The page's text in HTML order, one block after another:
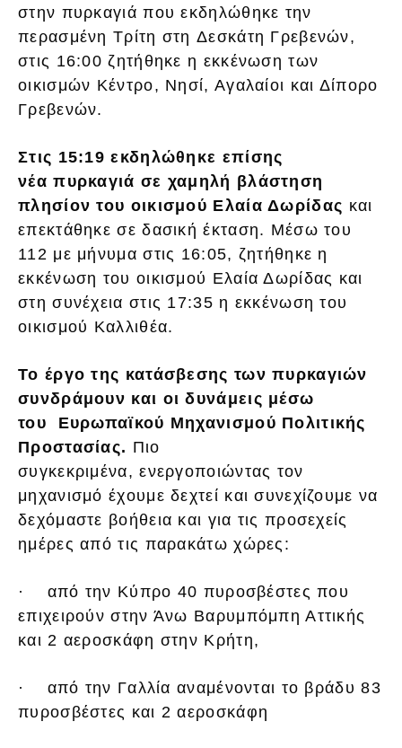
στην πυρκαγιά που εκδηλώθηκε την
περασμένη Τρίτη στη Δεσκάτη Γρεβενών,
στις 16:00 ζητήθηκε η εκκένωση των
οικισμών Κέντρο, Νησί, Αγαλαίοι και Δίπορο
Γρεβενών.
Στις 15:19 εκδηλώθηκε επίσης
νέα πυρκαγιά σε χαμηλή βλάστηση
πλησίον του οικισμού Ελαία Δωρίδας και
επεκτάθηκε σε δασική έκταση. Μέσω του
112 με μήνυμα στις 16:05, ζητήθηκε η
εκκένωση του οικισμού Ελαία Δωρίδας και
στη συνέχεια στις 17:35 η εκκένωση του
οικισμού Καλλιθέα.
Το έργο της κατάσβεσης των πυρκαγιών
συνδράμουν και οι δυνάμεις μέσω
του Ευρωπαϊκού Μηχανισμού Πολιτικής
Προστασίας. Πιο
συγκεκριμένα, ενεργοποιώντας τον
μηχανισμό έχουμε δεχτεί και συνεχίζουμε να
δεχόμαστε βοήθεια και για τις προσεχείς
ημέρες από τις παρακάτω χώρες:
· από την Κύπρο 40 πυροσβέστες που
επιχειρούν στην Άνω Βαρυμπόμπη Αττικής
και 2 αεροσκάφη στην Κρήτη,
· από την Γαλλία αναμένονται το βράδυ 83
πυροσβέστες και 2 αεροσκάφη